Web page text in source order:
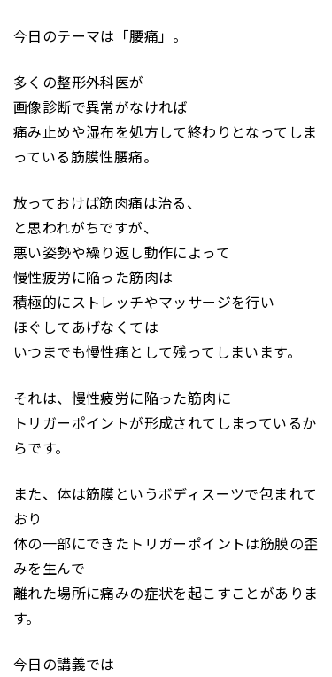
今日のテーマは「腰痛」。
多くの整形外科医が
画像診断で異常がなければ
痛み止めや湿布を処方して終わりとなってしま
っている筋膜性腰痛。
放っておけば筋肉痛は治る、
と思われがちですが、
悪い姿勢や繰り返し動作によって
慢性疲労に陥った筋肉は
積極的にストレッチやマッサージを行い
ほぐしてあげなくては
いつまでも慢性痛として残ってしまいます。
それは、慢性疲労に陥った筋肉に
トリガーポイントが形成されてしまっているか
らです。
また、体は筋膜というボディスーツで包まれて
おり
体の一部にできたトリガーポイントは筋膜の歪
みを生んで
離れた場所に痛みの症状を起こすことがありま
す。
今日の講義では